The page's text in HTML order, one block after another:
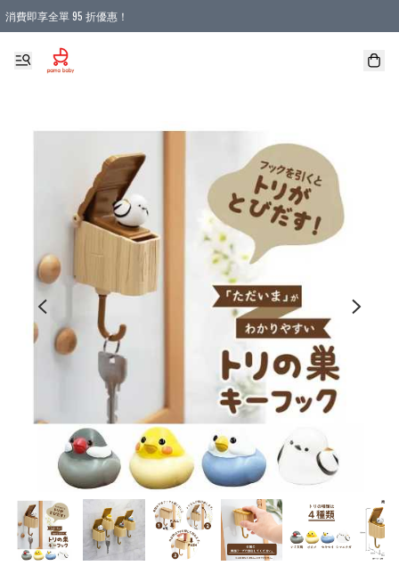
消費即享全單 95 折優惠！
購物滿 HKD 900.00即享免運費優惠！（適用於 本地送貨、本地取貨 )